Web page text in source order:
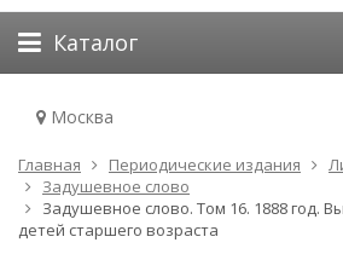
Каталог
Москва
Главная Периодические издания
Задушевное слово
Задушевное слово. Том 16. 1888 год.
детей старшего возраста